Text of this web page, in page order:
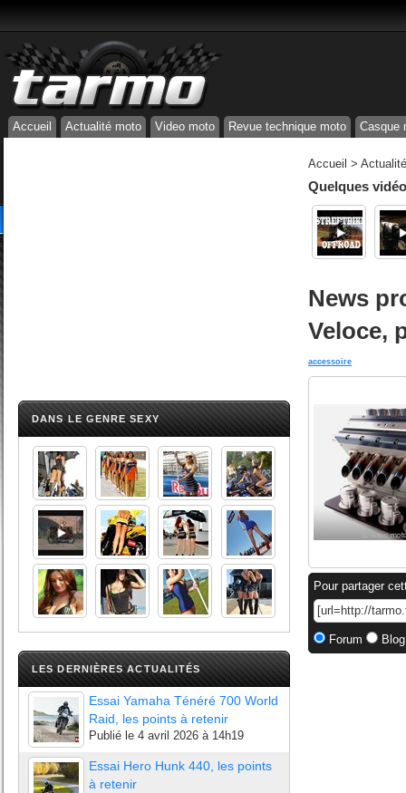
Accueil Actualité moto Video moto Revue technique moto Casque
DANS LE GENRE SEXY
LES DERNIÈRES ACTUALITÉS
Essai Yamaha Ténéré 700 World
Raid, les points à retenir
Publié le 4 avril 2026 à 14h19
Essai Hero Hunk 440, les points
à retenir
Accueil >
Quelques
News
Veloce,
accessoire
Pour partager
Forum